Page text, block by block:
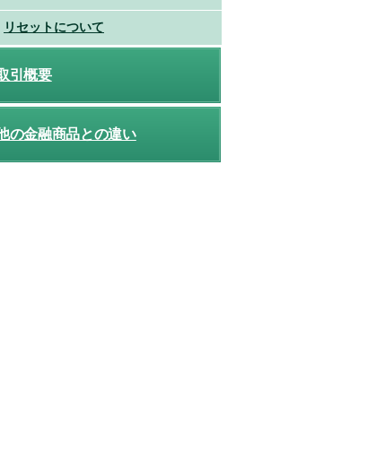
リセットについて
引概要
の金融商品との違い